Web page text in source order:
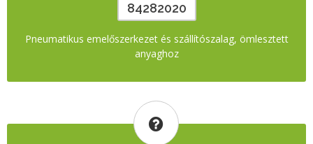
84282020
Pneumatikus emelőszerkezet és szállítószalag, ömlesztett
anyaghoz